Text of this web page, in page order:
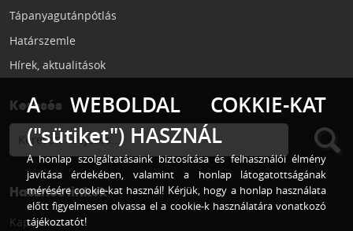
Tápanyagutánpótlás
Határszemle
Hírek, aktualitások
Keresés
Hasznos linkek
Kapcsolat
A WEBOLDAL COKKIE-KAT
("sütiket") HASZNÁL
A honlap szolgáltatásaink biztosítása és felhasználói élmény
javítása érdekében, valamint a honlap látogatottságának
mérésére cookie-kat használ! Kérjük, hogy a honlap használata
előtt figyelmesen olvassa el a cookie-k használatára vonatkozó
tájékoztatót!